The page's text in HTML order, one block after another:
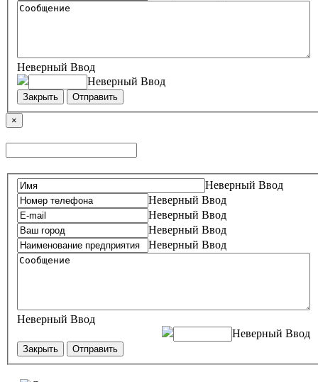
Неверный Ввод
Неверный Ввод
Закрыть Отправить
×
Неверный Ввод
Неверный Ввод
Неверный Ввод
Неверный Ввод
Неверный Ввод
Неверный Ввод
Неверный Ввод
Закрыть Отправить